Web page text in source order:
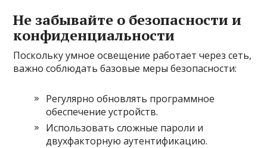
Не забывайте о безопасности и
конфиденциальности
Поскольку умное освещение работает через сеть,
важно соблюдать базовые меры безопасности:
Регулярно обновлять программное
обеспечение устройств.
Использовать сложные пароли и
двухфакторную аутентификацию.